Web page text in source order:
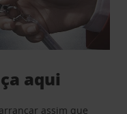
aqui
assim que